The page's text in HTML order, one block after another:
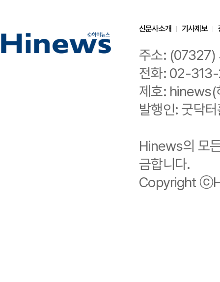
신문사소개 기사제보
주소: (07327)
전화: 02-
제호: hinews(
발행인: 굿닥
Hinews의 모
금합니다.
Copyright